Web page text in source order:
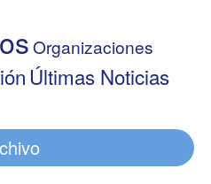
Organizaciones
Últimas Noticias